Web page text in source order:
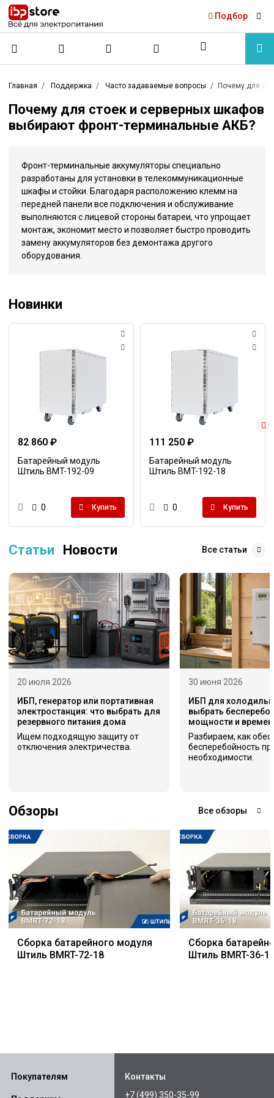
Подбор
Главная Поддержка Часто задаваемые вопросы Почему для
Почему для стоек и серверных шкафов
выбирают фронт-терминальные АКБ?
Фронт-терминальные аккумуляторы специально
разработаны для установки в телекоммуникационные
шкафы и стойки. Благодаря расположению клемм на
передней панели все подключения и обслуживание
выполняются с лицевой стороны батареи, что упрощает
монтаж, экономит место и позволяет быстро проводить
замену аккумуляторов без демонтажа другого
оборудования.
Новинки
82 860 ₽
Батарейный модуль
Штиль BMT-192-09
0 Купить
111 250 ₽
Батарейный модуль
Штиль BMT-192-18
0 Купить
Статьи Новости Все статьи
20 июля 2026
ИБП, генератор или портативная
электростанция: что выбрать для
резервного питания дома
Ищем подходящую защиту от
отключения электричества.
30 июня 2026
ИБП для
выбрать
мощности и
Разбираем, как
бесперебойность
необходимости.
Обзоры Все обзоры
Сборка батарейного модуля
Штиль BMRT-72-18
Сборка
Штиль BMRT-36-
Покупателям
Контакты
+7 (499) 350-35-99